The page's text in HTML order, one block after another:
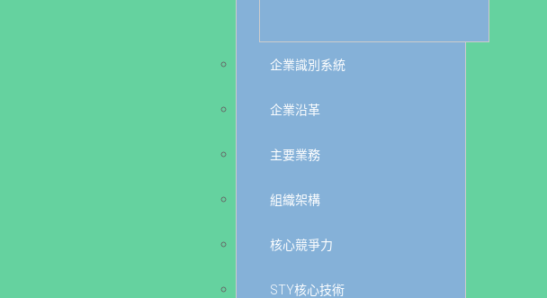
企業識別系統
企業沿革
主要業務
組織架構
核心競爭力
STY核心技術